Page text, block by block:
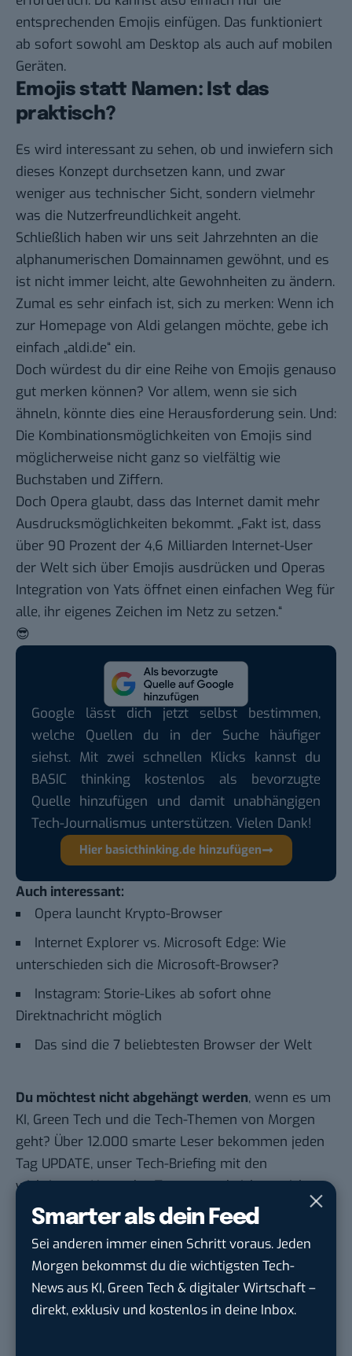
Smarter als dein Feed
Sei anderen immer einen Schritt voraus. Jeden
Morgen bekommst du die wichtigsten Tech-
News aus KI, Green Tech & digitaler Wirtschaft –
direkt, exklusiv und kostenlos in deine Inbox.
entsprechenden Emojis einfügen. Das funktioniert
ab sofort sowohl am Desktop als auch auf mobilen
Geräten.
Emojis statt Namen: Ist das
praktisch?
Es wird interessant zu sehen, ob und inwiefern sich
dieses Konzept durchsetzen kann, und zwar
weniger aus technischer Sicht, sondern vielmehr
was die Nutzerfreundlichkeit angeht.
Schließlich haben wir uns seit Jahrzehnten an die
alphanumerischen Domainnamen gewöhnt, und es
ist nicht immer leicht, alte Gewohnheiten zu ändern.
Zumal es sehr einfach ist, sich zu merken: Wenn ich
zur Homepage von Aldi gelangen möchte, gebe ich
einfach „aldi.de“ ein.
Doch würdest du dir eine Reihe von Emojis genauso
gut merken können? Vor allem, wenn sie sich
ähneln, könnte dies eine Herausforderung sein. Und:
Die Kombinationsmöglichkeiten von Emojis sind
möglicherweise nicht ganz so vielfältig wie
Buchstaben und Ziffern.
Doch Opera glaubt, dass das Internet damit mehr
Ausdrucksmöglichkeiten bekommt. „Fakt ist, dass
über 90 Prozent der 4,6 Milliarden Internet-User
der Welt sich über Emojis ausdrücken und Operas
Integration von Yats öffnet einen einfachen Weg für
alle, ihr eigenes Zeichen im Netz zu setzen.“
😎
Google lässt dich jetzt selbst bestimmen,
welche Quellen du in der Suche häufiger
siehst. Mit zwei schnellen Klicks kannst du
BASIC thinking kostenlos als bevorzugte
Quelle hinzufügen und damit unabhängigen
Tech-Journalismus unterstützen. Vielen Dank!
Hier basicthinking.de hinzufügen
Auch interessant:
Opera launcht Krypto-Browser
Internet Explorer vs. Microsoft Edge: Wie
unterschieden sich die Microsoft-Browser?
Instagram: Storie-Likes ab sofort ohne
Direktnachricht möglich
Das sind die 7 beliebtesten Browser der Welt
Du möchtest nicht abgehängt werden, wenn es um
KI, Green Tech und die Tech-Themen von Morgen
geht? Über 12.000 smarte Leser bekommen jeden
Tag UPDATE, unser Tech-Briefing mit den
wichtigsten News des Tages – und sichern sich
damit ihren Vorsprung. Hier kannst du dich
kostenlos anmelden.
STELLENANZEIGEN
Social Media Content Creator (m/w/d)